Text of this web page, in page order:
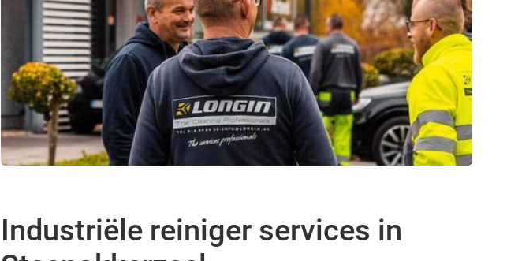
Industriële reiniger services in